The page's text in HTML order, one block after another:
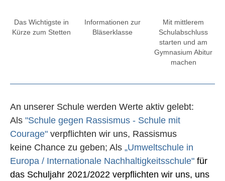
Das Wichtigste in
Kürze zum Stetten
Informationen zur
Bläserklasse
Mit mittlerem
Schulabschluss
starten und am
Gymnasium Abitur
machen
An unserer Schule werden Werte aktiv gelebt:
Als "Schule gegen Rassismus - Schule mit
Courage" verpflichten wir uns, Rassismus
keine Chance zu geben; Als „Umweltschule in
Europa / Internationale Nachhaltigkeitsschule" für
das Schuljahr 2021/2022 verpflichten wir uns, uns